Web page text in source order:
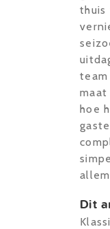
thuis
hoe
Dit